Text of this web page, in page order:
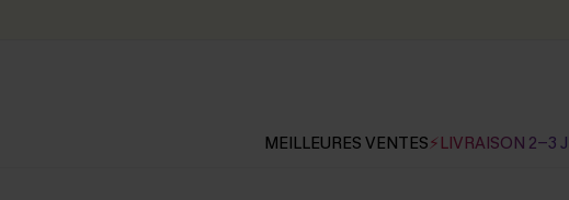
MEILLEURES VENTES⚡LIVRAISON 2-3 J